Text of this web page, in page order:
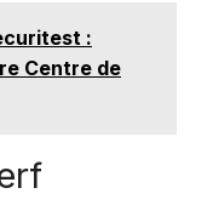
:
Centre de